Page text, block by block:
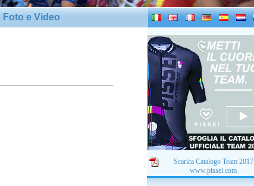
Foto e Video
Scarica Catalogo Team 2017
www.pissei.com